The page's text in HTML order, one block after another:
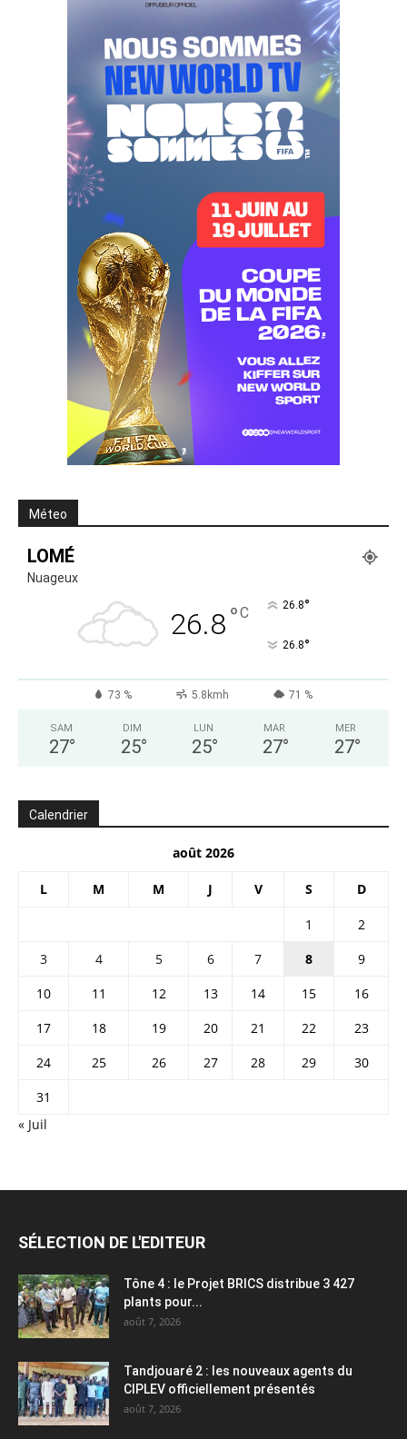
Méteo
LOMÉ
Nuageux
26.8°C 26.8°
26.8°
73 % 5.8kmh 71 %
SAM
27°
DIM
25°
LUN
25°
MAR
27°
MER
27°
Calendrier
août 2026
L M M J V S D
1
2
3
4 5 6 7 8
9
10
11 12 13 14 15
16
17
18 19 20 21 22
23
24
25 26 27 28 29
30
31
« Juil
SÉLECTION DE L'EDITEUR
Tône 4 : le Projet BRICS distribue 3 427
plants pour...
août 7, 2026
Tandjouaré 2 : les nouveaux agents du
CIPLEV officiellement présentés
août 7, 2026